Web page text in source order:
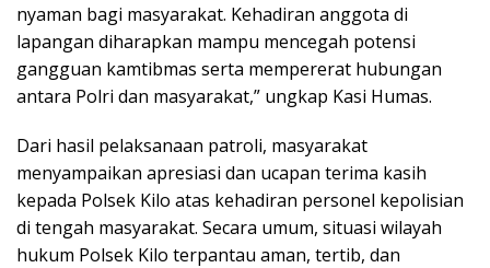
nyaman bagi masyarakat. Kehadiran anggota di
lapangan diharapkan mampu mencegah potensi
gangguan kamtibmas serta mempererat hubungan
antara Polri dan masyarakat,” ungkap Kasi Humas.
Dari hasil pelaksanaan patroli, masyarakat
menyampaikan apresiasi dan ucapan terima kasih
kepada Polsek Kilo atas kehadiran personel kepolisian
di tengah masyarakat. Secara umum, situasi wilayah
hukum Polsek Kilo terpantau aman, tertib, dan